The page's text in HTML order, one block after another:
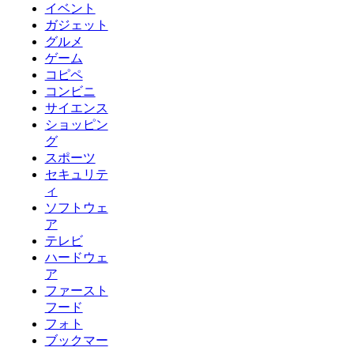
イベント
ガジェット
グルメ
ゲーム
コピペ
コンビニ
サイエンス
ショッピン
グ
スポーツ
セキュリテ
ィ
ソフトウェ
ア
テレビ
ハードウェ
ア
ファースト
フード
フォト
ブックマー